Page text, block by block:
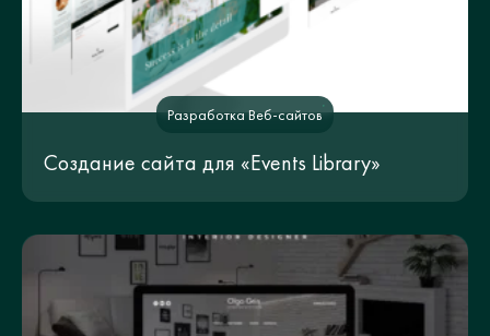
Разработка Веб-сайтов
Создание сайта для «Events Library»